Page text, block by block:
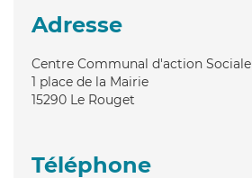
Adresse
Centre Communal d'action Sociale
1 place de la Mairie
15290 Le Rouget
Téléphone